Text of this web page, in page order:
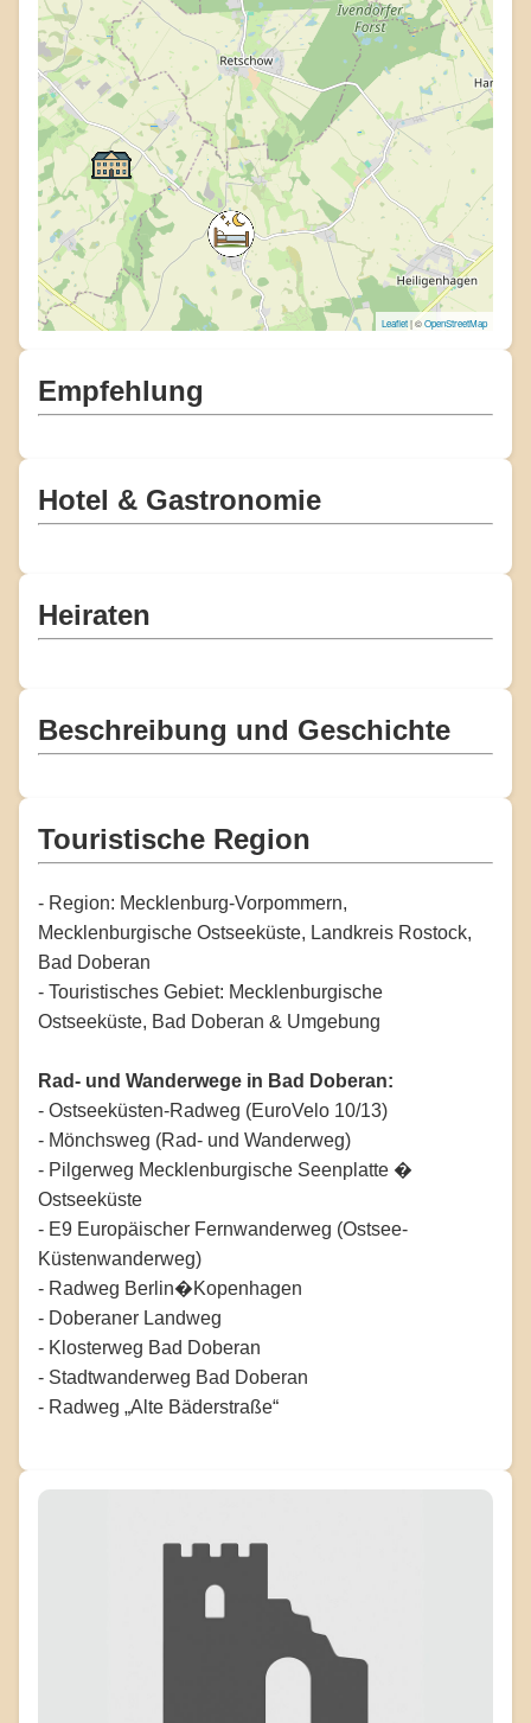
Leaflet| ©OpenStreetMap
Empfehlung
Hotel & Gastronomie
Heiraten
Beschreibung und Geschichte
Touristische Region
- Region: Mecklenburg-Vorpommern,
Mecklenburgische Ostseeküste, Landkreis Rostock,
Bad Doberan
- Touristisches Gebiet: Mecklenburgische
Ostseeküste, Bad Doberan & Umgebung
Rad- und Wanderwege in Bad Doberan:
- Ostseeküsten-Radweg (EuroVelo 10/13)
- Mönchsweg (Rad- und Wanderweg)
- Pilgerweg Mecklenburgische Seenplatte �
Ostseeküste
- E9 Europäischer Fernwanderweg (Ostsee-
Küstenwanderweg)
- Radweg Berlin�Kopenhagen
- Doberaner Landweg
- Klosterweg Bad Doberan
- Stadtwanderweg Bad Doberan
- Radweg „Alte Bäderstraße“